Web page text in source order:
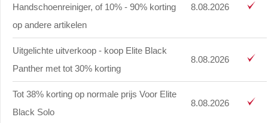
Handschoenreiniger, of 10% - 90% korting
op andere artikelen
8.08.2026
Uitgelichte uitverkoop - koop Elite Black
Panther met tot 30% korting
8.08.2026
Tot 38% korting op normale prijs Voor Elite
Black Solo
8.08.2026